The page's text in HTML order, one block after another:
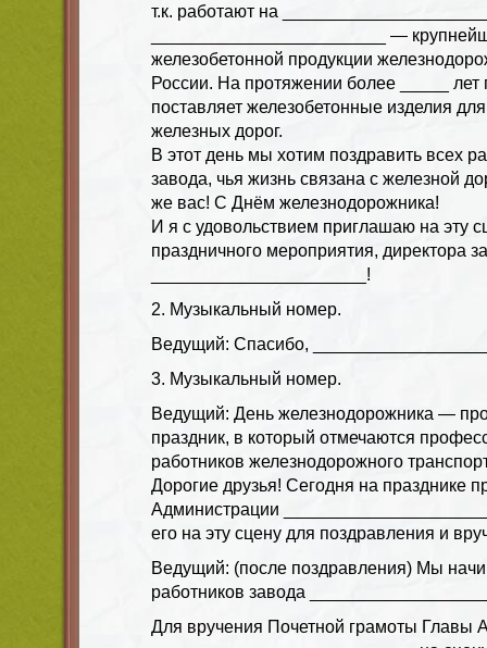
т.к. работают на
________________________ —
железобетонной продукции
России. На протяжении более _____ лет
поставляет железобетонные изделия
железных дорог.
В этот день мы хотим поздравить всех
завода, чья жизнь связана с железной
же вас! С Днём железнодорожника!
И я с удовольствием приглашаю на эту
праздничного мероприятия, директора
______________________!
2. Музыкальный номер.
Ведущий: Спасибо,
3. Музыкальный номер.
Ведущий: День железнодорожника —
праздник, в который отмечаются
работников железнодорожного
Дорогие друзья! Сегодня на празднике
Администрации
его на эту сцену для поздравления и
Ведущий: (после поздравления) Мы
работников завода
Для вручения Почетной грамоты Главы